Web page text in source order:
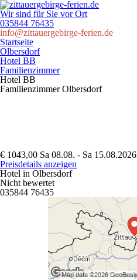
Wir sind für Sie vor Ort
035844 76435
info@zittauergebirge-ferien.de
Startseite
Olbersdorf
Hotel BB
Familienzimmer
Hotel BB
FamilienzimmerOlbersdorf
€ 1043,00 Sa 08.08. - Sa 15.08.2026
Preisdetails anzeigen
Hotel in Olbersdorf
Nicht bewertet
035844 76435